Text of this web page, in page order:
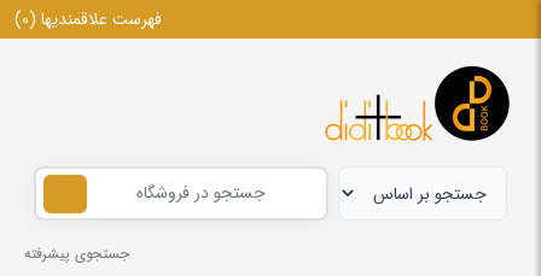
فهرست علاقمندیها (0)
جستجوی پیشرفته